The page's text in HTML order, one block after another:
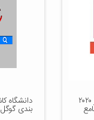
دانشگاه کاشان در نظام رتبه‌بندی تایمز ۲۰۲۰ دانشگاه
بندی